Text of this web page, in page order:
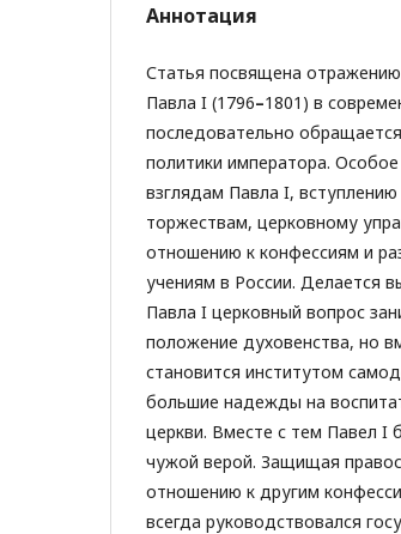
Аннотация
Статья посвящена
Павла I (1796–1801) в
последовательно
политики императора.
взглядам Павла I,
торжествам, церковному
отношению к конфессиям и
учениям в России. Делается
Павла I церковный вопрос
положение духовенства, но
становится институтом
большие надежды на
церкви. Вместе с тем Павел I
чужой верой. Защищая
отношению к другим
всегда руководствовался